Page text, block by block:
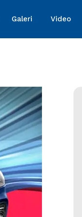
Galeri Video